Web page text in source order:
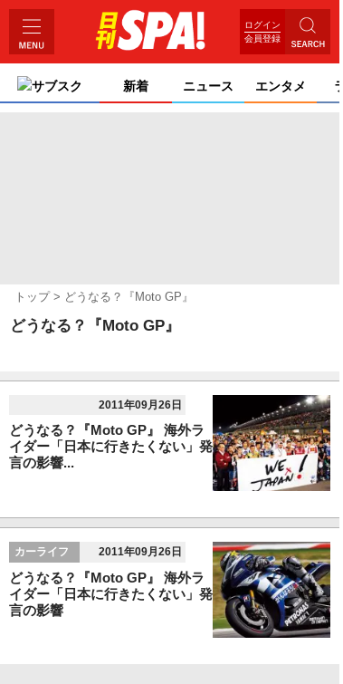
ログイン
会員登録
サブスク 新着 ニュース エンタメ
トップ どうなる？『Moto GP』
どうなる？『Moto GP』
2011年09月26日
どうなる？『Moto GP』 海外ラ
イダー「日本に行きたくない」発
言の影響...
カーライフ 2011年09月26日
どうなる？『Moto GP』 海外ラ
イダー「日本に行きたくない」発
言の影響